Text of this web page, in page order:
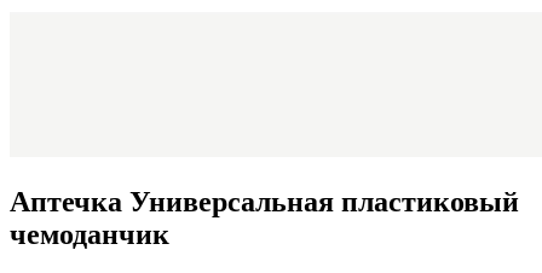
Аптечка Универсальная пластиковый
чемоданчик